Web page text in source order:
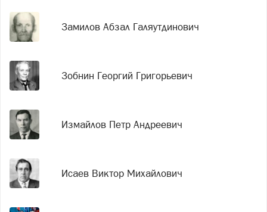
Замилов Абзал Галяутдинович
Зобнин Георгий Григорьевич
Измайлов Петр Андреевич
Исаев Виктор Михайлович